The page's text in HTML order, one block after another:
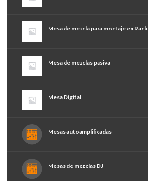
Mesa de mezcla para montaje en Rack
Mesa de mezclas pasiva
Mesa Digital
Mesas autoamplificadas
Mesas de mezclas DJ